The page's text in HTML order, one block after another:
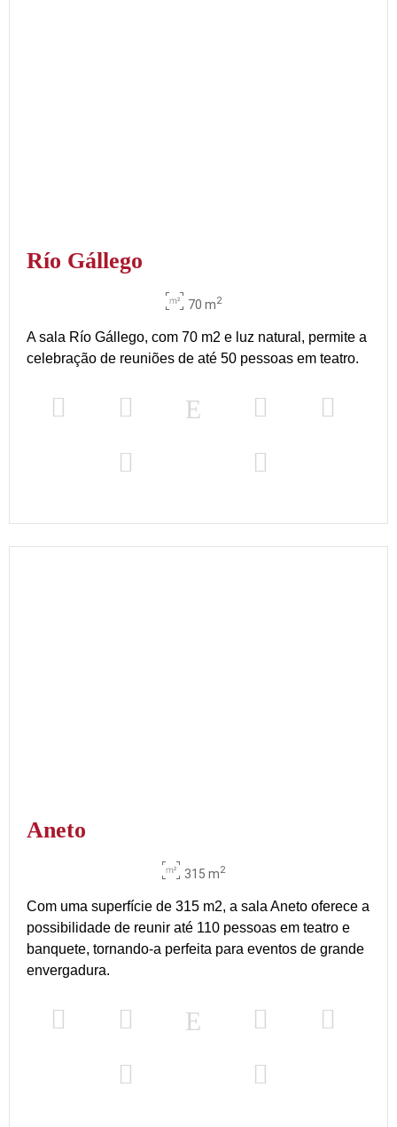
Río Gállego
70 m2
A sala Río Gállego, com 70 m2 e luz natural, permite a
celebração de reuniões de até 50 pessoas em teatro.
Aneto
315 m2
Com uma superfície de 315 m2, a sala Aneto oferece a
possibilidade de reunir até 110 pessoas em teatro e
banquete, tornando-a perfeita para eventos de grande
envergadura.